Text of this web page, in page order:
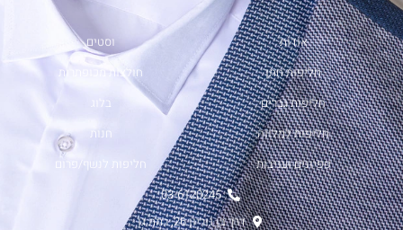
אודות
חליפות חתן
חליפות גברים
חליפות למלווה
פפיונים ועניבות
וסטים
חולצות מכופתרות
בלוג
חנות
חליפות לנשף/פרום
03-6120245
דרך בן גוריון 26, רמת גן